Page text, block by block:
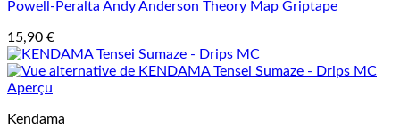
Powell-Peralta Andy Anderson Theory Map Griptape
15,90 €
Aperçu
Kendama